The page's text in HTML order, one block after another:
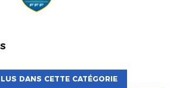
DANS CETTE CATÉGORIE